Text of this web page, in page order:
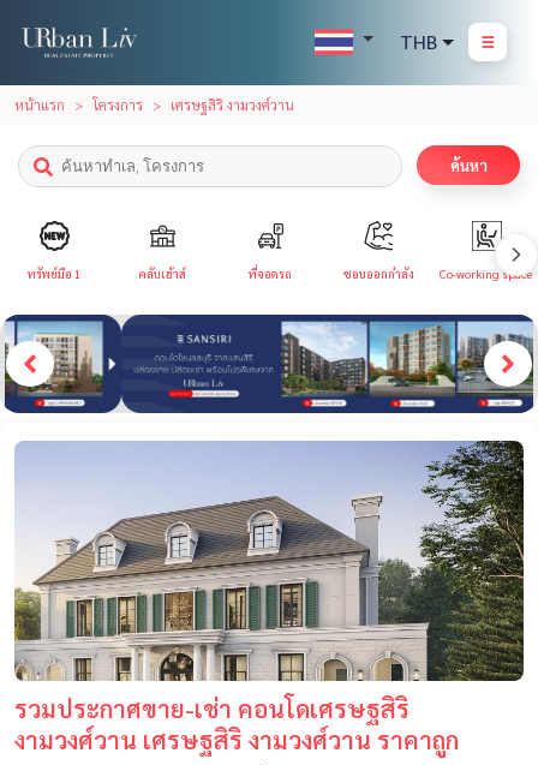
THB
หน้าแรก โครงการ เศรษฐสิริ งามวงศ์วาน
ค้นหา
ทรัพย์มือ 1 คลับเฮ้าส์ ที่จอดรถ ชอบออกกำลัง Co-working space
รวมประกาศขาย-เช่า คอนโดเศรษฐสิริ
งามวงศ์วาน เศรษฐสิริ งามวงศ์วาน ราคาถูก